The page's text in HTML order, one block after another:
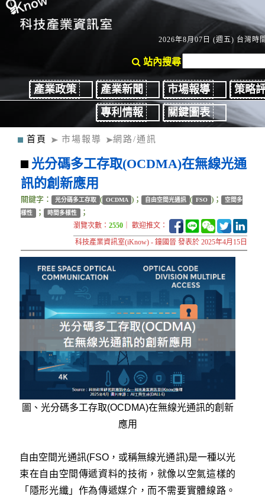
2026年8月07日 (週五) 台灣時
站內搜尋
產業政策 產業新聞 市場報導
策略
專利情報
關鍵圖表
首頁 市場報導 網路/通訊
光分碼多工存取(OCDMA)在無線光通
訊的創新應用
關鍵字： 光分碼多工存取 ( OCDMA )； 自由空間光通訊 ( FSO )；
空間多
樣性 ； 時間多樣性 ；
瀏覽次數：2550 ｜ 歡迎推文：
科技產業資訊室(iKnow) - 鐘國晉 發表於 2025年4月15日
圖、光分碼多工存取(OCDMA)在無線光通訊的創新
應用
自由空間光通訊(FSO，或稱無線光通訊)是一種以光
束在自由空間傳遞資料的技術，就像以空氣這樣的
「隱形光纖」作為傳遞媒介，而不需要實體線路。